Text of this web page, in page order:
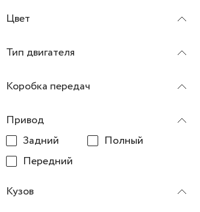
Цвет
Тип двигателя
Коробка передач
Привод
Задний
Полный
Передний
Кузов